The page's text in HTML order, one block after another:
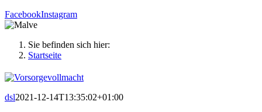
FacebookInstagram
Sie befinden sich hier:
Startseite
dsl2021-12-14T13:35:02+01:00